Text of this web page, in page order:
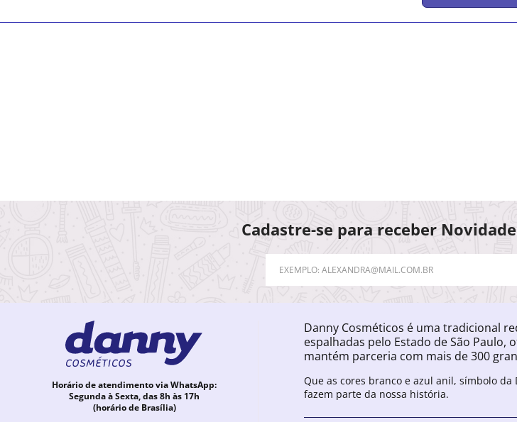
Cadastre-se para receber
Horário de atendimento via WhatsApp:
Segunda à Sexta, das 8h às 17h
(horário de Brasília)
Danny Cosméticos é uma tradicional
espalhadas pelo Estado de São
mantém parceria com mais de 300
Que as cores branco e azul anil, símbolo
fazem parte da nossa história.